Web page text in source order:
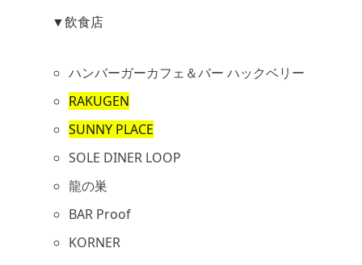
▼飲食店
ハンバーガーカフェ＆バー ハックベリー
RAKUGEN
SUNNY PLACE
SOLE DINER LOOP
龍の巣
BAR Proof
KORNER